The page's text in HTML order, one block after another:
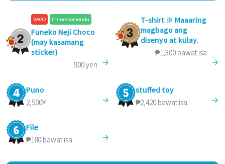
BAGO Inirerekomenda
Funeko Neji Choco
(may kasamang
sticker)
900 yen
T-shirt ※ Maaaring
magbago ang
disenyo at kulay.
₱1,300 bawat isa
Puno
2,500¥
stuffed toy
₱2,420 bawat isa
File
₱180 bawat isa